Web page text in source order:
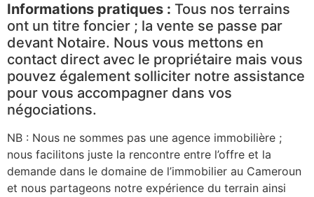
Informations pratiques : Tous nos terrains
ont un titre foncier ; la vente se passe par
devant Notaire. Nous vous mettons en
contact direct avec le propriétaire mais vous
pouvez également solliciter notre assistance
pour vous accompagner dans vos
négociations.
NB : Nous ne sommes pas une agence immobilière ;
nous facilitons juste la rencontre entre l’offre et la
demande dans le domaine de l’immobilier au Cameroun
et nous partageons notre expérience du terrain ainsi